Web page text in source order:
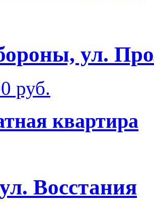
ул.
руб.
квартира
Восстания